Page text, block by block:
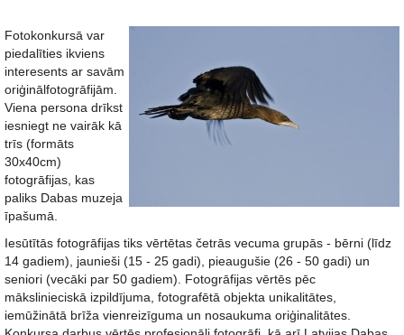
Fotokonkursā var
piedalīties ikviens
interesents ar savām
oriģinālfotogrāfijām.
Viena persona drīkst
iesniegt ne vairāk kā
trīs (formāts
30x40cm)
fotogrāfijas, kas
paliks Dabas muzeja
īpašumā.
Iesūtītās fotogrāfijas tiks vērtētas četrās vecuma grupās - bērni (līdz
14 gadiem), jaunieši (15 - 25 gadi), pieaugušie (26 - 50 gadi) un
seniori (vecāki par 50 gadiem). Fotogrāfijas vērtēs pēc
mākslinieciskā izpildījuma, fotografētā objekta unikalitātes,
iemūžinātā brīža vienreizīguma un nosaukuma oriģinalitātes.